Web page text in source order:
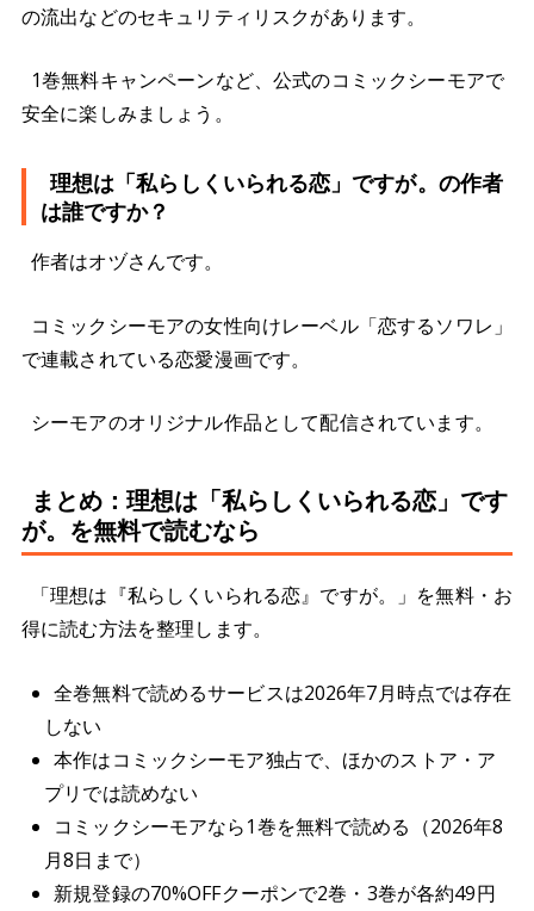
の流出などのセキュリティリスクがあります。
1巻無料キャンペーンなど、公式のコミックシーモアで
安全に楽しみましょう。
理想は「私らしくいられる恋」ですが。の作者
は誰ですか？
作者はオヅさんです。
コミックシーモアの女性向けレーベル「恋するソワレ」
で連載されている恋愛漫画です。
シーモアのオリジナル作品として配信されています。
まとめ：理想は「私らしくいられる恋」です
が。を無料で読むなら
「理想は『私らしくいられる恋』ですが。」を無料・お
得に読む方法を整理します。
全巻無料で読めるサービスは2026年7月時点では存在
しない
本作はコミックシーモア独占で、ほかのストア・ア
プリでは読めない
コミックシーモアなら1巻を無料で読める（2026年8
月8日まで）
新規登録の70%OFFクーポンで2巻・3巻が各約49円